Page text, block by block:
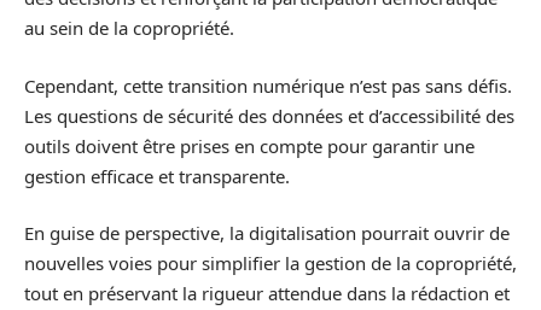
au sein de la copropriété.
Cependant, cette transition numérique n’est pas sans défis.
Les questions de sécurité des données et d’accessibilité des
outils doivent être prises en compte pour garantir une
gestion efficace et transparente.
En guise de perspective, la digitalisation pourrait ouvrir de
nouvelles voies pour simplifier la gestion de la copropriété,
tout en préservant la rigueur attendue dans la rédaction et